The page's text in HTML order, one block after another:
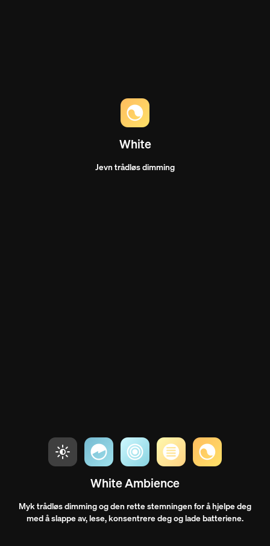
White
Jevn trådløs dimming
White Ambience
Myk trådløs dimming og den rette stemningen for å hjelpe deg
med å slappe av, lese, konsentrere deg og lade batteriene.